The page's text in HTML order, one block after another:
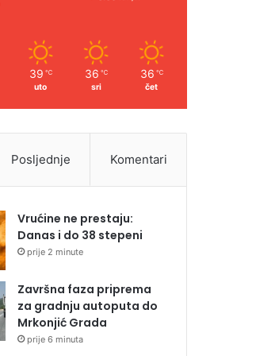
39 ℃
uto
36 ℃
sri
36 ℃
čet
Posljednje Komentari
Vrućine ne prestaju:
Danas i do 38 stepeni
prije 2 minute
Završna faza priprema
za gradnju autoputa do
Mrkonjić Grada
prije 6 minuta